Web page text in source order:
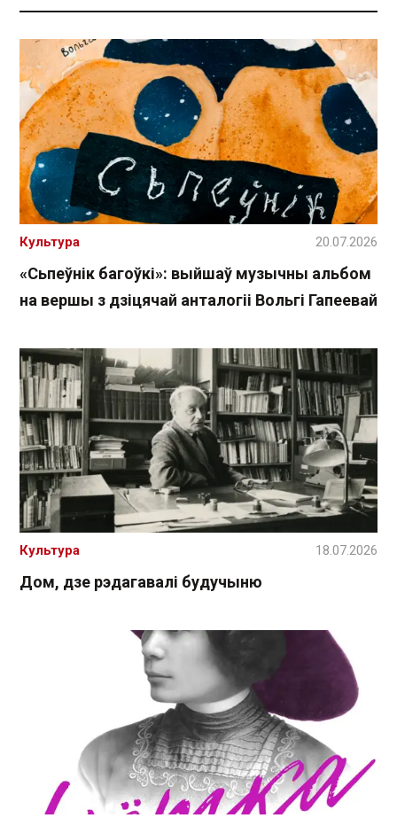
«Сьпеўнік багоўкі»: выйшаў музычны альбом
на вершы з дзіцячай анталогіі Вольгі Гапеевай
Культура 20.07.2026
Дом, дзе рэдагавалі будучыню
Культура 18.07.2026